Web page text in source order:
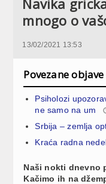
mnogo o
13/02/2021 13:53
Povezane objave
Psiholozi
ne samo na um
Srbija – zemlja
Kraća radna
Naši nokti dnevno
Kačimo ih na